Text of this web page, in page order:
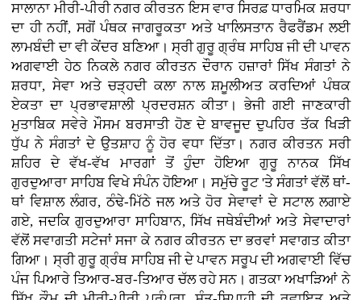
ਸਾਲਾਨਾ ਮੀਰੀ-ਪੀਰੀ ਨਗਰ ਕੀਰਤਨ ਇਸ ਵਾਰ ਸਿਰਫ਼ ਧਾਰਮਿਕ ਸ਼ਰਧਾ
ਦਾ ਹੀ ਨਹੀਂ, ਸਗੋਂ ਪੰਥਕ ਜਾਗਰੂਕਤਾ ਅਤੇ ਖਾਲਿਸਤਾਨ ਰੈਫਰੈਂਡਮ ਲਈ
ਲਾਮਬੰਦੀ ਦਾ ਵੀ ਕੇਂਦਰ ਬਣਿਆ। ਸ੍ਰੀ ਗੁਰੂ ਗ੍ਰੰਥ ਸਾਹਿਬ ਜੀ ਦੀ ਪਾਵਨ
ਅਗਵਾਈ ਹੇਠ ਨਿਕਲੇ ਨਗਰ ਕੀਰਤਨ ਦੌਰਾਨ ਹਜ਼ਾਰਾਂ ਸਿੱਖ ਸੰਗਤਾਂ ਨੇ
ਸ਼ਰਧਾ, ਸੇਵਾ ਅਤੇ ਚੜ੍ਹਦੀ ਕਲਾ ਨਾਲ ਸ਼ਮੂਲੀਅਤ ਕਰਦਿਆਂ ਪੰਥਕ
ਏਕਤਾ ਦਾ ਪ੍ਰਭਾਵਸ਼ਾਲੀ ਪ੍ਰਦਰਸ਼ਨ ਕੀਤਾ। ਭੇਜੀ ਗਈ ਜਾਣਕਾਰੀ
ਮੁਤਾਬਿਕ ਸਵੇਰੇ ਮੌਸਮ ਬਰਸਾਤੀ ਹੋਣ ਦੇ ਬਾਵਜੂਦ ਦੁਪਹਿਰ ਤੱਕ ਖਿੜੀ
ਧੁੱਪ ਨੇ ਸੰਗਤਾਂ ਦੇ ਉਤਸ਼ਾਹ ਨੂੰ ਹੋਰ ਵਧਾ ਦਿੱਤਾ। ਨਗਰ ਕੀਰਤਨ ਸਰੀ
ਸ਼ਹਿਰ ਦੇ ਵੱਖ-ਵੱਖ ਮਾਰਗਾਂ ਤੋਂ ਹੁੰਦਾ ਹੋਇਆ ਗੁਰੂ ਨਾਨਕ ਸਿੱਖ
ਗੁਰਦੁਆਰਾ ਸਾਹਿਬ ਵਿਖੇ ਸੰਪੰਨ ਹੋਇਆ। ਸਮੁੱਚੇ ਰੂਟ 'ਤੇ ਸੰਗਤਾਂ ਵੱਲੋਂ ਥਾਂ-
ਥਾਂ ਵਿਸ਼ਾਲ ਲੰਗਰ, ਠੰਢੇ-ਮਿੱਠੇ ਜਲ ਅਤੇ ਹੋਰ ਸੇਵਾਵਾਂ ਦੇ ਸਟਾਲ ਲਗਾਏ
ਗਏ, ਜਦਕਿ ਗੁਰਦੁਆਰਾ ਸਾਹਿਬਾਨ, ਸਿੱਖ ਜਥੇਬੰਦੀਆਂ ਅਤੇ ਸੇਵਾਦਾਰਾਂ
ਵੱਲੋਂ ਸਵਾਗਤੀ ਸਟੇਜਾਂ ਸਜਾ ਕੇ ਨਗਰ ਕੀਰਤਨ ਦਾ ਭਰਵਾਂ ਸਵਾਗਤ ਕੀਤਾ
ਗਿਆ। ਸ੍ਰੀ ਗੁਰੂ ਗ੍ਰੰਥ ਸਾਹਿਬ ਜੀ ਦੇ ਪਾਵਨ ਸਰੂਪ ਦੀ ਅਗਵਾਈ ਵਿੱਚ
ਪੰਜ ਪਿਆਰੇ ਤਿਆਰ-ਬਰ-ਤਿਆਰ ਚੱਲ ਰਹੇ ਸਨ। ਗਤਕਾ ਅਖਾੜਿਆਂ ਨੇ